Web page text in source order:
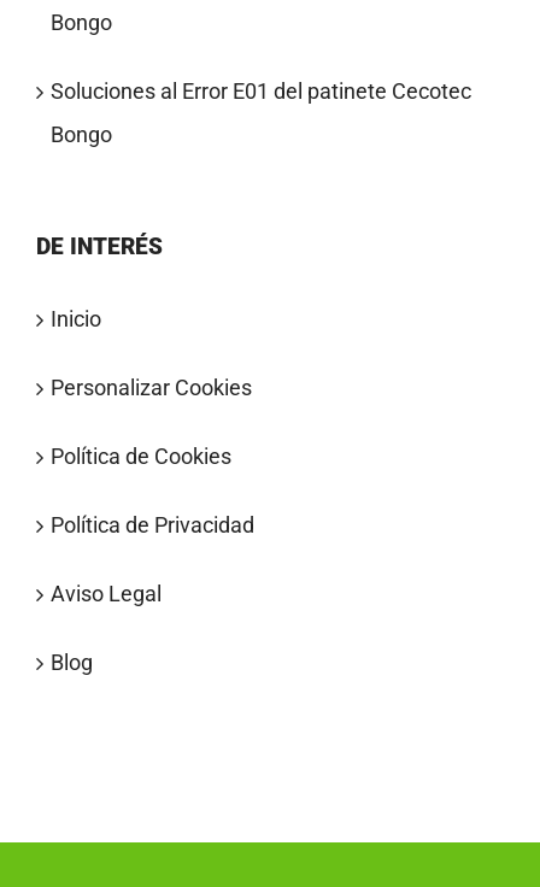
Bongo
Soluciones al Error E01 del patinete Cecotec
Bongo
DE INTERÉS
Inicio
Personalizar Cookies
Política de Cookies
Política de Privacidad
Aviso Legal
Blog